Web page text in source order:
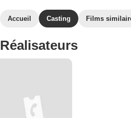
Accueil Casting Films
Réalisateurs